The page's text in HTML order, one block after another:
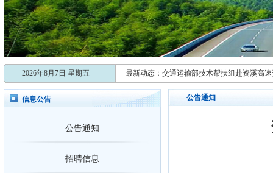
2026年8月7日 星期五 最新动态：
喜报！资溪高速连续两年获评资
喜讯！资溪高速成功获评“国家
交通运输部技术帮扶组赴资溪高
共促引车上路，多维发力开启跨
张学剑：矿山救援与抗洪抢险“安
张学剑：矿山救援与抗洪抢险“安
信息公告
公告通知
招聘信息
公告通知